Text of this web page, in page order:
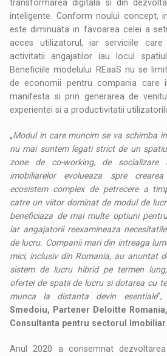
transformarea digitala si din
inteligente. Conform noului concept,
este diminuata in favoarea celei a
acces utilizatorul, iar serviciile
activitatii angajatilor iau locul
Beneficiile modelului REaaS nu se
de economii pentru compania care
manifesta si prin generarea de
experientei si a productivitatii
„Modul in care muncim se va schimba
nu mai suntem legati strict de un
zone de co-working, de
imobiliarelor evolueaza spre
ecosistem complex de petrecere a
catre un viitor dominat de modul de
beneficiaza de mai multe optiuni
iar angajatorii reexamineaza
de lucru. Companii mari din intreaga
mici, inclusiv din Romania, au anuntat
sistem de lucru hibrid pe termen
ofertei de spatii de lucru si dotarea cu
munca la distanta devin esentiale
Smedoiu, Partener Deloitte
Consultanta pentru sectorul Imobiliar
Anul 2020 a consemnat